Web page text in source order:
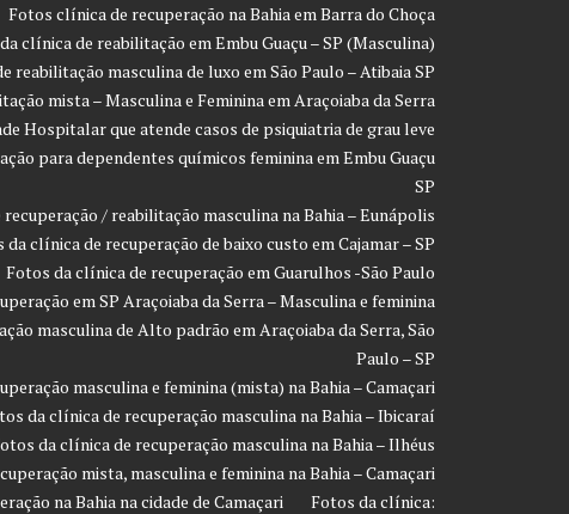
Fotos clínica de recuperação na Bahia em Barra do Choça
clínica de reabilitação em Embu Guaçu – SP (Masculina)
reabilitação masculina de luxo em São Paulo – Atibaia SP
mista – Masculina e Feminina em Araçoiaba da Serra
Hospitalar que atende casos de psiquiatria de grau leve
para dependentes químicos feminina em Embu Guaçu
SP
/ reabilitação masculina na Bahia – Eunápolis
da clínica de recuperação de baixo custo em Cajamar – SP
Fotos da clínica de recuperação em Guarulhos -São Paulo
em SP Araçoiaba da Serra – Masculina e feminina
masculina de Alto padrão em Araçoiaba da Serra, São
Paulo – SP
masculina e feminina (mista) na Bahia – Camaçari
da clínica de recuperação masculina na Bahia – Ibicaraí
da clínica de recuperação masculina na Bahia – Ilhéus
mista, masculina e feminina na Bahia – Camaçari
na Bahia na cidade de Camaçari
Fotos da clínica: